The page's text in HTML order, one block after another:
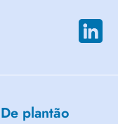
De plantão